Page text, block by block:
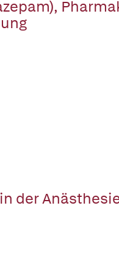
der